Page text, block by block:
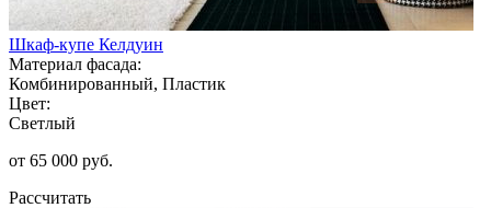
Шкаф-купе Келдуин
Материал фасада:
Комбинированный, Пластик
Цвет:
Светлый
от 65 000 руб.
Рассчитать